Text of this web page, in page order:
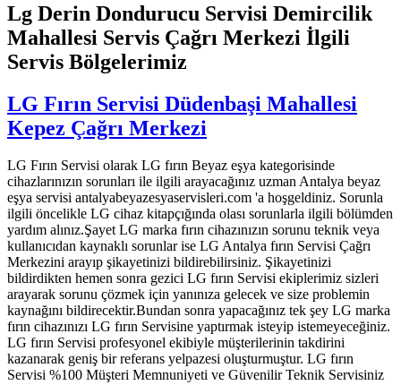
Lg Derin Dondurucu Servisi Demircilik
Mahallesi Servis Çağrı Merkezi İlgili
Servis Bölgelerimiz
LG Fırın Servisi Düdenbaşi Mahallesi
Kepez Çağrı Merkezi
LG Fırın Servisi olarak LG fırın Beyaz eşya kategorisinde
cihazlarınızın sorunları ile ilgili arayacağınız uzman Antalya beyaz
eşya servisi antalyabeyazesyaservisleri.com 'a hoşgeldiniz. Sorunla
ilgili öncelikle LG cihaz kitapçığında olası sorunlarla ilgili bölümden
yardım alınız.Şayet LG marka fırın cihazınızın sorunu teknik veya
kullanıcıdan kaynaklı sorunlar ise LG Antalya fırın Servisi Çağrı
Merkezini arayıp şikayetinizi bildirebilirsiniz. Şikayetinizi
bildirdikten hemen sonra gezici LG fırın Servisi ekiplerimiz sizleri
arayarak sorunu çözmek için yanınıza gelecek ve size problemin
kaynağını bildirecektir.Bundan sonra yapacağınız tek şey LG marka
fırın cihazınızı LG fırın Servisine yaptırmak isteyip istemeyeceğiniz.
LG fırın Servisi profesyonel ekibiyle müşterilerinin takdirini
kazanarak geniş bir referans yelpazesi oluşturmuştur. LG fırın
Servisi %100 Müşteri Memnuniyeti ve Güvenilir Teknik Servisiniz